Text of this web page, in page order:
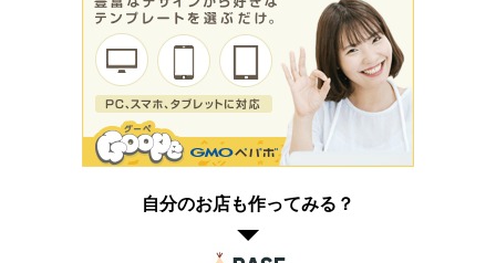
自分のお店も作ってみる？